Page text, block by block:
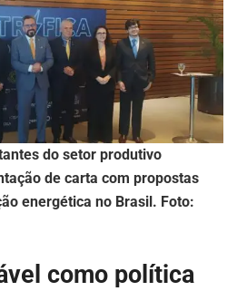
do setor produtivo
de carta com propostas
energética no Brasil. Foto:
como política